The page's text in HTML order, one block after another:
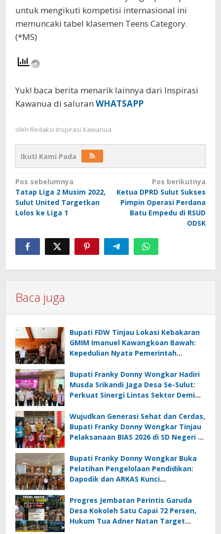
untuk mengikuti kompetisi internasional ini
memuncaki tabel klasemen Teens Category.
(*MS)
Yuk! baca berita menarik lainnya dari Inspirasi
Kawanua di saluran WHATSAPP
oleh Redaksi Inspirasi Kawanua
Ikuti Kami Pada
Navigasi
pos
Pos sebelumnya
Tatap Liga 2 Musim 2022,
Sulut United Targetkan
Lolos ke Liga 1
Pos berikutnya
Ketua DPRD Sulut Sukses
Pimpin Operasi Perdana
Batu Empedu di RSUD
ODSK
Baca juga
Bupati FDW Tinjau Lokasi Kebakaran
GMIM Imanuel Kawangkoan Bawah:
Kepedulian Nyata Pemerintah
Terdampak
Bupati Franky Donny Wongkar Hadiri
Musda Srikandi Jaga Desa Se-Sulut:
Perkuat Sinergi Lintas Sektor Demi
Wujudkan Generasi Sehat dan Cerdas,
Bupati Franky Donny Wongkar Tinjau
Pelaksanaan BIAS 2026 di SD Negeri 2
Bupati Franky Donny Wongkar Buka
Pelatihan Pengelolaan Pendidikan:
Dapodik dan ARKAS Kunci
Minahasa Selatan
Progres Jembatan Perintis Garuda
Desa Kokoleh Satu Capai 72 Persen,
Hukum Tua Adner Natan Target